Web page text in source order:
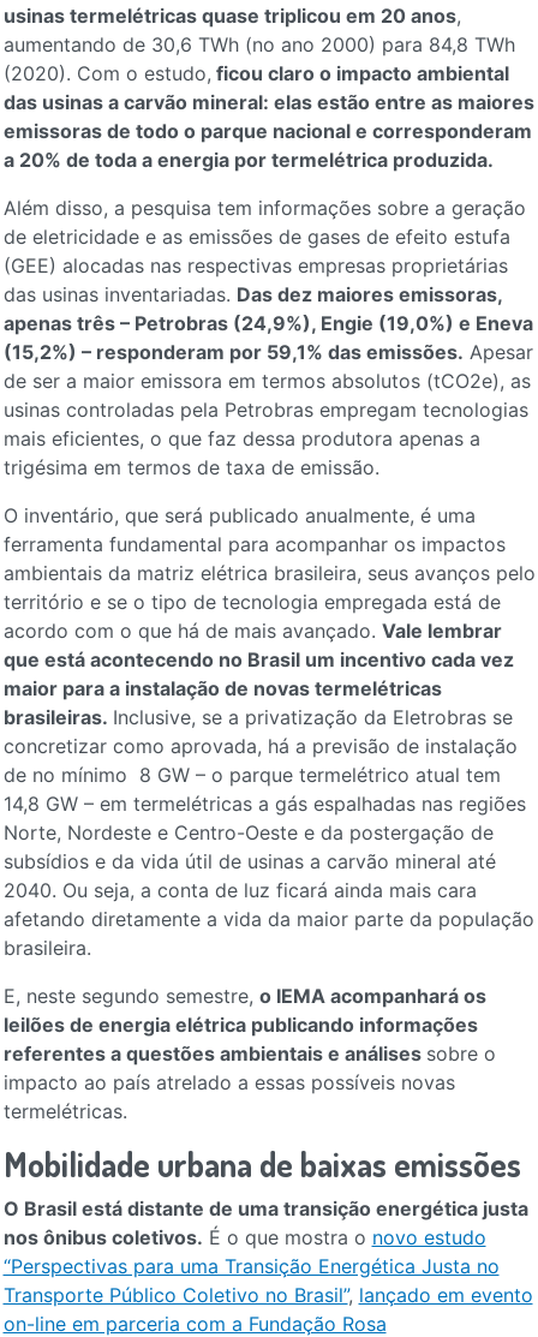
usinas termelétricas quase triplicou em 20 anos,
aumentando de 30,6 TWh (no ano 2000) para 84,8 TWh
(2020). Com o estudo, ficou claro o impacto ambiental
das usinas a carvão mineral: elas estão entre as maiores
emissoras de todo o parque nacional e corresponderam
a 20% de toda a energia por termelétrica produzida.
Além disso, a pesquisa tem informações sobre a geração
de eletricidade e as emissões de gases de efeito estufa
(GEE) alocadas nas respectivas empresas proprietárias
das usinas inventariadas. Das dez maiores emissoras,
apenas três – Petrobras (24,9%), Engie (19,0%) e Eneva
(15,2%) – responderam por 59,1% das emissões. Apesar
de ser a maior emissora em termos absolutos (tCO2e), as
usinas controladas pela Petrobras empregam tecnologias
mais eficientes, o que faz dessa produtora apenas a
trigésima em termos de taxa de emissão.
O inventário, que será publicado anualmente, é uma
ferramenta fundamental para acompanhar os impactos
ambientais da matriz elétrica brasileira, seus avanços pelo
território e se o tipo de tecnologia empregada está de
acordo com o que há de mais avançado. Vale lembrar
que está acontecendo no Brasil um incentivo cada vez
maior para a instalação de novas termelétricas
brasileiras. Inclusive, se a privatização da Eletrobras se
concretizar como aprovada, há a previsão de instalação
de no mínimo 8 GW – o parque termelétrico atual tem
14,8 GW – em termelétricas a gás espalhadas nas regiões
Norte, Nordeste e Centro-Oeste e da postergação de
subsídios e da vida útil de usinas a carvão mineral até
2040. Ou seja, a conta de luz ficará ainda mais cara
afetando diretamente a vida da maior parte da população
brasileira.
E, neste segundo semestre, o IEMA acompanhará os
leilões de energia elétrica publicando informações
referentes a questões ambientais e análises sobre o
impacto ao país atrelado a essas possíveis novas
termelétricas.
Mobilidade urbana de baixas emissões
O Brasil está distante de uma transição energética justa
nos ônibus coletivos. É o que mostra o novo estudo
“Perspectivas para uma Transição Energética Justa no
Transporte Público Coletivo no Brasil”, lançado em evento
on-line em parceria com a Fundação Rosa